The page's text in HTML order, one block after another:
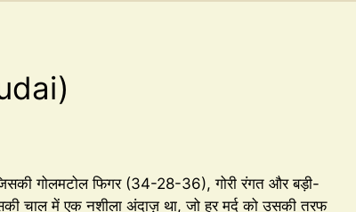
गोलमटोल फिगर (34-28-36), गोरी रंगत और बड़ी-
चाल में एक नशीला अंदाज़ था, जो हर मर्द को उसकी तरफ